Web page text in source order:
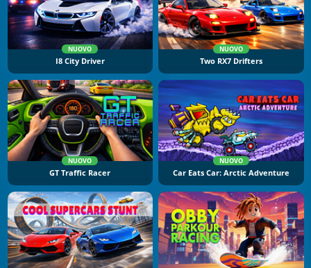
NUOVO
I8 City Driver
NUOVO
Two RX7 Drifters
NUOVO
GT Traffic Racer
NUOVO
Car Eats Car: Arctic Adventure